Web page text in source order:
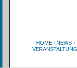
HOME| NEWS